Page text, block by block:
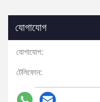
যোগাযোগ
যোগাযোগ:
টেলিফোন: